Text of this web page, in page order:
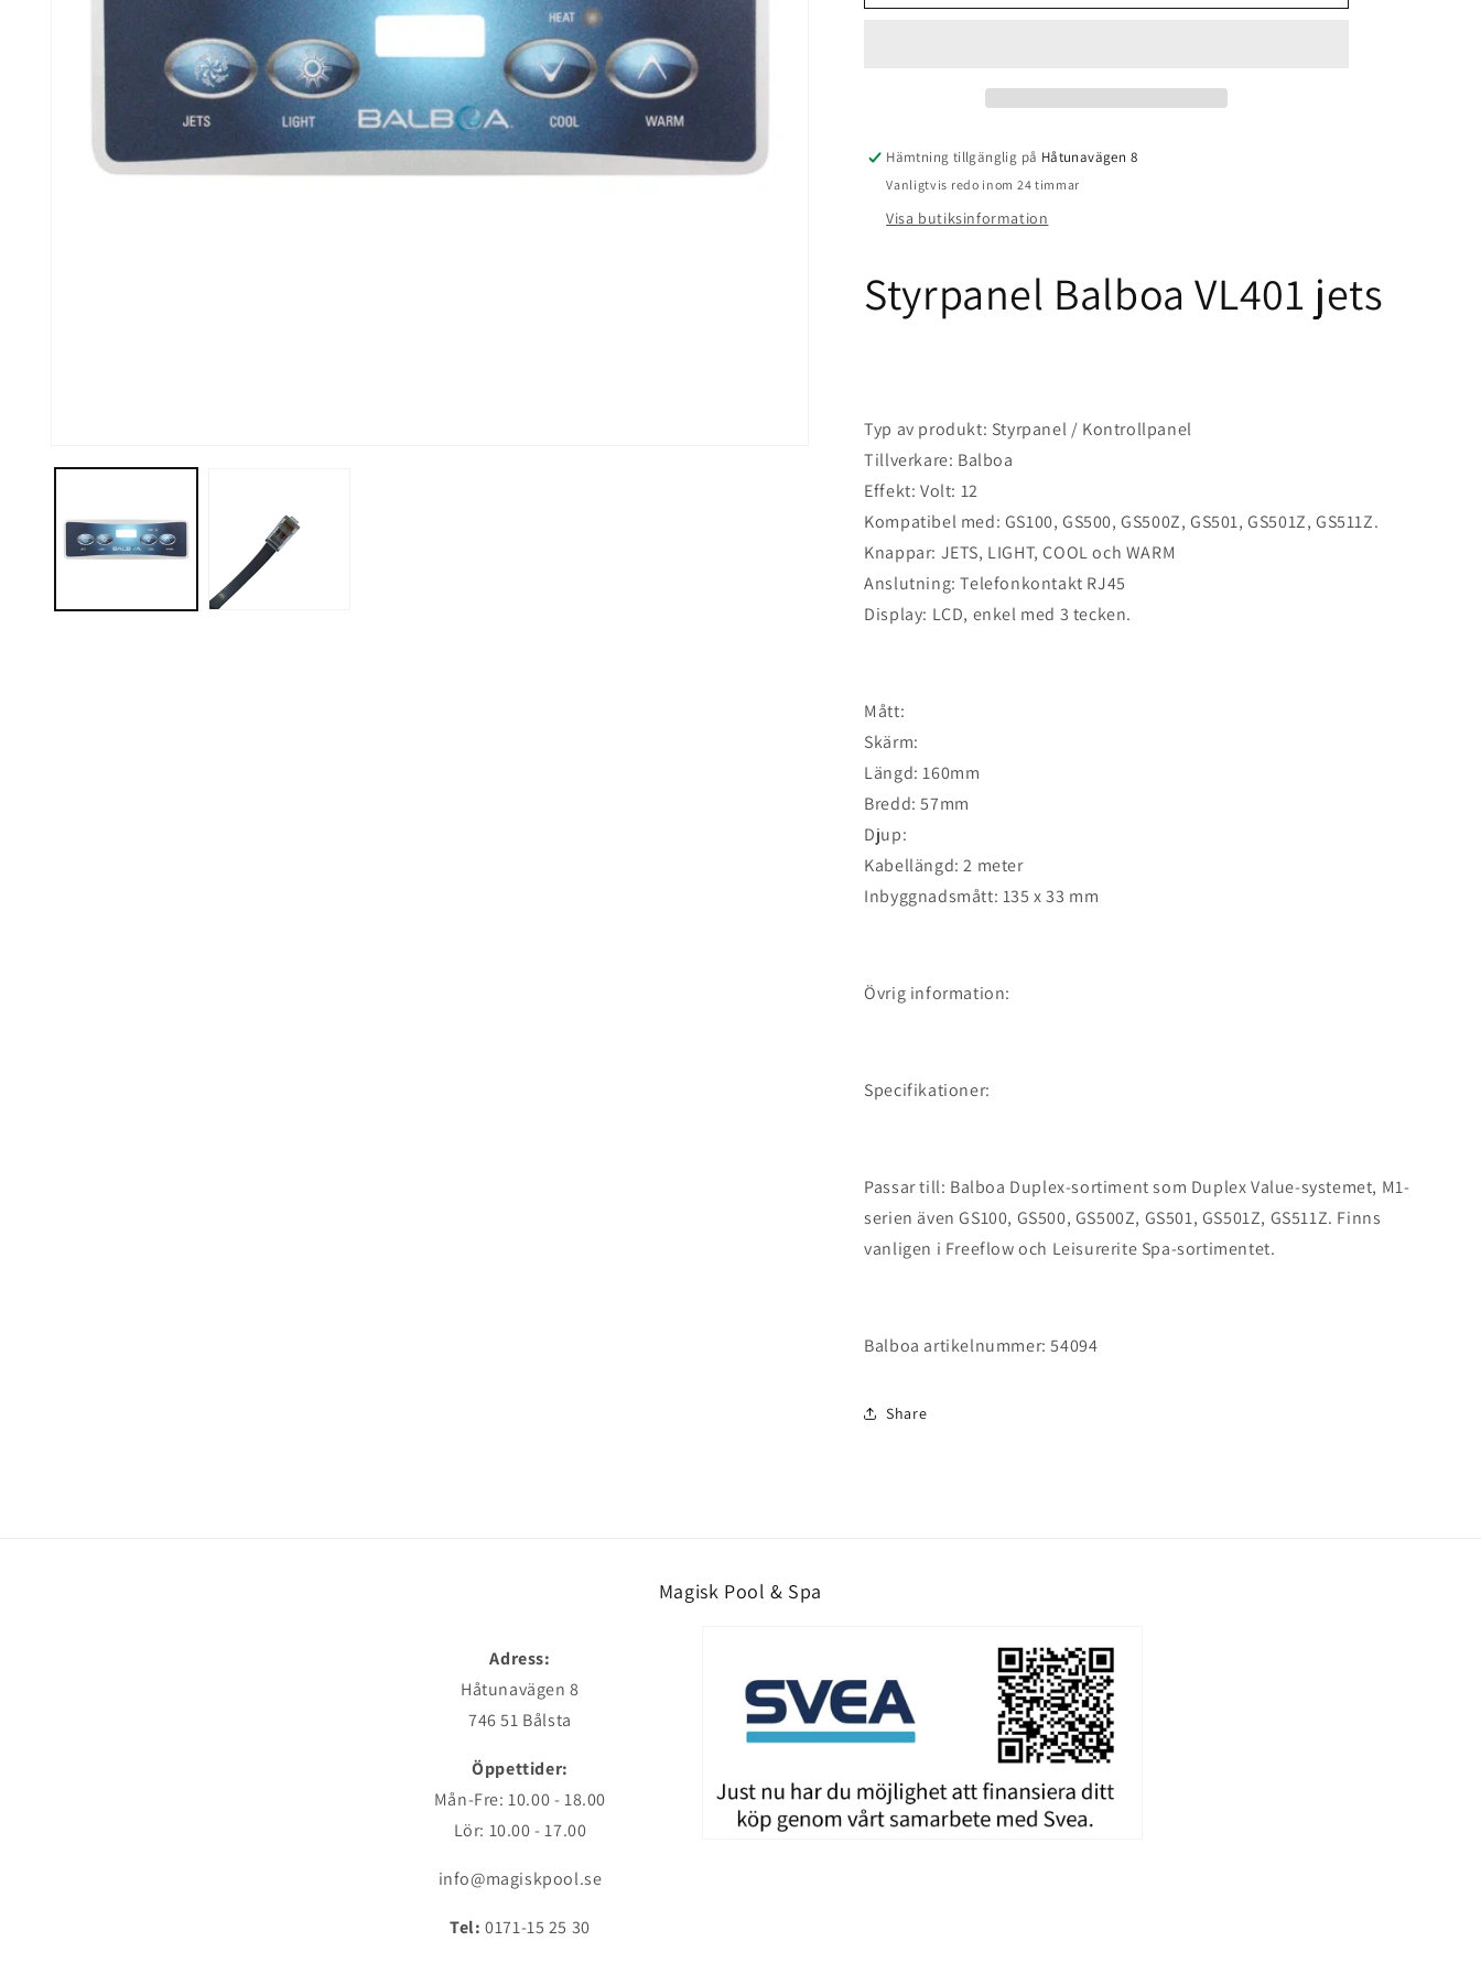
Balboa
Balboa
Hämtning tillgänglig på Håtunavägen 8
Vanligtvis redo inom 24 timmar
Visa butiksinformation
Styrpanel Balboa VL401 jets
Typ av produkt: Styrpanel / Kontrollpanel
Tillverkare: Balboa
Effekt: Volt: 12
Kompatibel med: GS100, GS500, GS500Z, GS501, GS501Z, GS511Z.
Knappar: JETS, LIGHT, COOL och WARM
Anslutning: Telefonkontakt RJ45
Display: LCD, enkel med 3 tecken.
Mått:
Skärm:
Längd: 160mm
Bredd: 57mm
Djup:
Kabellängd: 2 meter
Inbyggnadsmått: 135 x 33 mm
Övrig information:
Specifikationer:
Passar till: Balboa Duplex-sortiment som Duplex Value-systemet, M1-
serien även GS100, GS500, GS500Z, GS501, GS501Z, GS511Z. Finns
vanligen i Freeflow och Leisurerite Spa-sortimentet.
Balboa artikelnummer: 54094
Share
Magisk Pool & Spa
Adress:
Håtunavägen 8
746 51 Bålsta
Öppettider:
Mån-Fre: 10.00 - 18.00
Lör: 10.00 - 17.00
info@magiskpool.se
Tel: 0171-15 25 30